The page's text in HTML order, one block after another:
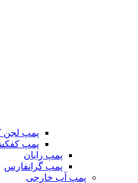
پمپ لجن
پمپ
پمپ رایان
پمپ گرانفارس
پمپ آب خارجی